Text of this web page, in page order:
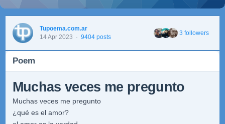
Tupoema.com.ar
14 Apr 2023 · 9404 posts
3 followers
Poem
Muchas veces me pregunto
Muchas veces me pregunto
¿qué es el amor?